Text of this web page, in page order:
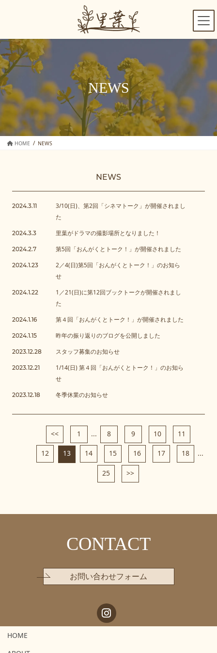
ン
ツ
へ
ス
キ
ッ
プ
ー
シ
ョ
ン
に
移
動
NEWS
HOME NEWS
NEWS
2024.3.11
3/10(日)、第2回「シネマトーク」が開催されまし
た
2024.3.3 里葉がドラマの撮影場所となりました！
2024.2.7 第5回「おんがくとトーク！」が開催されました
2024.1.23
2／4(日)第5回「おんがくとトーク！」のお知ら
せ
2024.1.22
1／21(日)に第12回ブックトークが開催されまし
た
2024.1.16 第４回「おんがくとトーク！」が開催されました
2024.1.15 昨年の振り返りのブログを公開しました
2023.12.28 スタッフ募集のお知らせ
2023.12.21
1/14(日) 第４回「おんがくとトーク！」のお知ら
せ
2023.12.18 冬季休業のお知らせ
<< 1 ... 8 9 10 11
12 13 14 15 16 17 18 ...
25 >>
CONTACT
お問い合わせフォーム
HOME